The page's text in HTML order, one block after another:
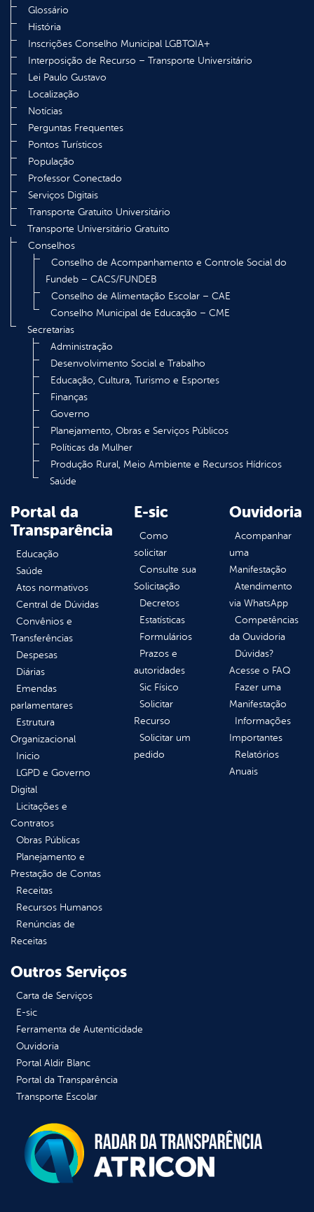
Glossário
História
Inscrições Conselho Municipal LGBTQIA+
Interposição de Recurso – Transporte Universitário
Lei Paulo Gustavo
Localização
Notícias
Perguntas Frequentes
Pontos Turísticos
População
Professor Conectado
Serviços Digitais
Transporte Gratuito Universitário
Transporte Universitário Gratuito
Conselhos
Conselho de Acompanhamento e Controle Social do
Fundeb – CACS/FUNDEB
Conselho de Alimentação Escolar – CAE
Conselho Municipal de Educação – CME
Secretarias
Administração
Desenvolvimento Social e Trabalho
Educação, Cultura, Turismo e Esportes
Finanças
Governo
Planejamento, Obras e Serviços Públicos
Políticas da Mulher
Produção Rural, Meio Ambiente e Recursos Hídricos
Saúde
Portal da
Transparência
Educação
Saúde
Atos normativos
Central de Dúvidas
Convênios e
Transferências
Despesas
Diárias
Emendas
parlamentares
Estrutura
Organizacional
Inicio
LGPD e Governo
Digital
Licitações e
Contratos
Obras Públicas
Planejamento e
Prestação de Contas
Receitas
Recursos Humanos
Renúncias de
Receitas
E-sic
Como
solicitar
Consulte sua
Solicitação
Decretos
Estatísticas
Formulários
Prazos e
autoridades
Sic Físico
Solicitar
Recurso
Solicitar um
pedido
Ouvidoria
Acompanhar
uma
Manifestação
Atendimento
via WhatsApp
Competências
da Ouvidoria
Dúvidas?
Acesse o FAQ
Fazer uma
Manifestação
Informações
Importantes
Relatórios
Anuais
Outros Serviços
Carta de Serviços
E-sic
Ferramenta de Autenticidade
Ouvidoria
Portal Aldir Blanc
Portal da Transparência
Transporte Escolar